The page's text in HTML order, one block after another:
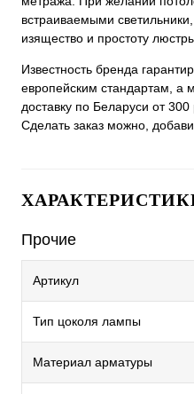
встраиваемыми
изящество и простоту
Известность бренда
европейским стандартам, а
доставку по Беларуси от
Сделать заказ можно,
Прочие
Артикул
Тип цоколя лампы
Материал арматуры